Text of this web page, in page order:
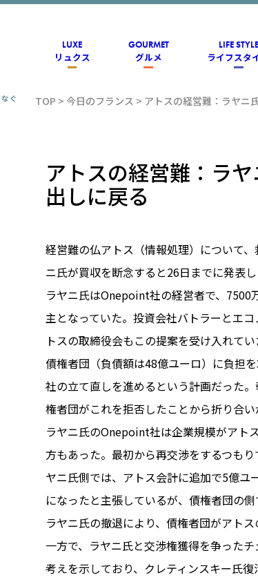
LUXE
リュクス
GOURMET
グルメ
LIFE STYLE
ライフスタ
TAG
タグ
#トゥールーズ Toulouse
#レ
#フランス旅行
#パリ #お土産
#データで読み解くフランス
#フランス郵便情報
#フランス
#求人
#フランスの教育制度
#
#いざという時に
#カルカッソンヌ Carcassonne
TOP >今日のフランス > アトスの経営難：ラヤニ
アトスの経営難：ラ
出しに戻る
経営難の仏アトス（情報処理）について
ニ氏が買収を断念すると26日までに発表
ラヤニ氏はOnepoint社の経営者で、7500
主となっていた。投資会社バトラーとエ
トスの取締役会もこの提案を受け入れて
債権者団（負債額は48億ユーロ）に負担
社の立て直しを進めるという計画だった
権者団がこれを拒否したことから折り合
ラヤニ氏のOnepoint社は企業規模がアト
方もあった。最初から再交渉をするつも
ヤニ氏側では、アトス会計に追加で5億
になったと主張しているが、債権者団の
ラヤニ氏の撤退により、債権者団がアト
一方で、ラヤニ氏と交渉権獲得を争った
考えを示しており、クレティンスキー氏